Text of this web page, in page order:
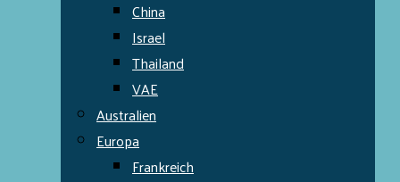
China
Israel
Thailand
VAE
Australien
Europa
Frankreich